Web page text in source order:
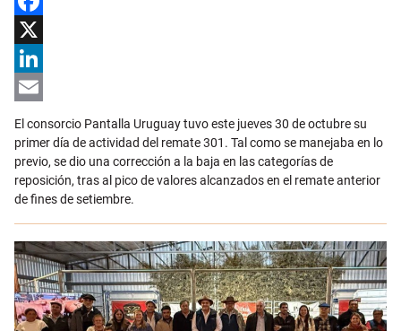
Facebook
X
LinkedIn
Email
El consorcio Pantalla Uruguay tuvo este jueves 30 de octubre su
primer día de actividad del remate 301. Tal como se manejaba en lo
previo, se dio una corrección a la baja en las categorías de
reposición, tras al pico de valores alcanzados en el remate anterior
de fines de setiembre.